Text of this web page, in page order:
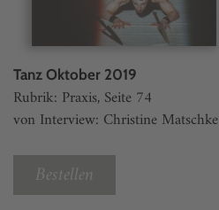
Tanz Oktober 2019
Rubrik: Praxis, Seite 74
von Interview: Christine Matschke
Bestellen